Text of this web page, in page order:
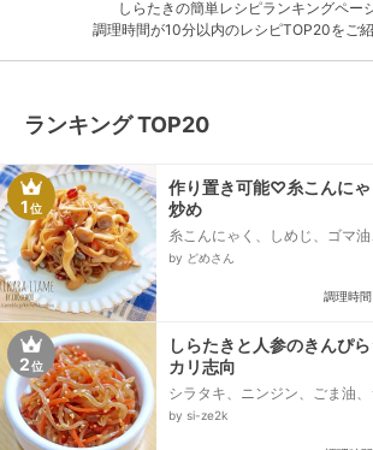
しらたきの簡単レシピランキングペー
調理時間が10分以内のレシピTOP20をご紹
ランキング TOP20
1位
作り置き可能♡糸こんに
炒め
糸こんにゃく、しめじ、ゴマ
油、お好みで輪切り鷹の爪or輪
by どめさん
調理時
2位
しらたきと人参のきんぴ
カリ志向
シラタキ、ニンジン、ごま油
糖）、☆本みりん、☆だしわり
by si-ze2k